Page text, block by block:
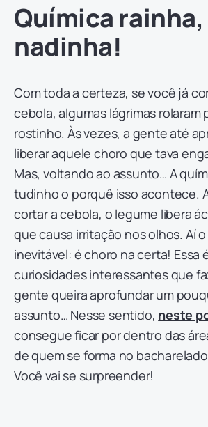
Química
nadinha!
Com toda a certeza, se você já
cebola, algumas lágrimas rolaram
rostinho. Às vezes, a gente até
liberar aquele choro que tava
Mas, voltando ao assunto… A
tudinho o porquê isso acontece.
cortar a cebola, o legume libera
que causa irritação nos olhos. Aí
inevitável: é choro na certa! Essa
curiosidades interessantes que
gente queira aprofundar um
assunto… Nesse sentido, neste
consegue ficar por dentro das
de quem se forma no
Você vai se surpreender!